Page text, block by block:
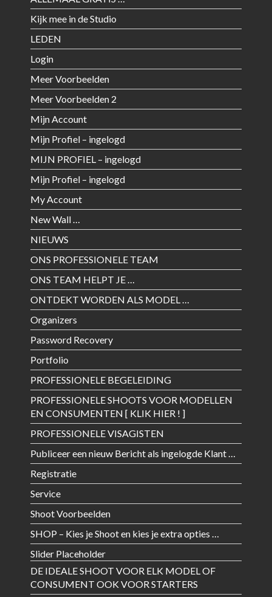
Kijk mee in de Studio
LEDEN
Login
Meer Voorbeelden
Meer Voorbeelden 2
Mijn Account
Mijn Profiel – ingelogd
MIJN PROFIEL – ingelogd
Mijn Profiel – ingelogd
My Account
New Wall …
NIEUWS
ONS PROFESSIONELE TEAM
ONS TEAM HELPT JE …
ONTDEKT WORDEN ALS MODEL …
Organizers
Password Recovery
Portfolio
PROFESSIONELE BEGELEIDING
PROFESSIONELE SHOOTS VOOR MODELLEN
EN CONSUMENTEN [ KLIK HIER ! ]
PROFESSIONELE VISAGISTEN
Publiceer een nieuw Bericht als ingelogde Klant …
Registratie
Service
Shoot Voorbeelden
SHOP – Kies je Shoot en kies je extra opties …
Slider Placeholder
DE IDEALE SHOOT VOOR ELK MODEL OF
CONSUMENT OOK VOOR STARTERS